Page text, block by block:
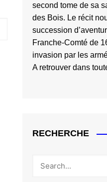
second tome de sa
des Bois. Le récit
succession
Franche-Comté de
invasion par les
A retrouver dans
RECHERCHE